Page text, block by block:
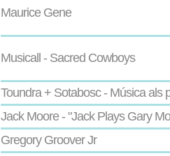
Maurice Gene
Musicall - Sacred Cowboys
Toundra + Sotabosc - Música als
Jack Moore - "Jack Plays Gary
Gregory Groover Jr